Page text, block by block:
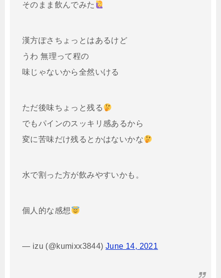
そのまま飲んでみた
漢方ぽさちょっとはあるけど
うわ 無理って程の
味じゃないから全然いける
ただ後味ちょっと残る
でもパインのスッキリ感あるから
変に苦味だけ残るとかはないかな
水で割った方が飲みやすいかも。
個人的な感想
— izu (@kumixx3844) June 14, 2021